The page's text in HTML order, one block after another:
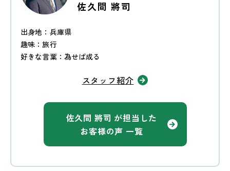
佐久間 將司
出身地：兵庫県
趣味：旅行
好きな言葉：為せば成る
スタッフ紹介
佐久間 將司 が担当した
お客様の声 一覧